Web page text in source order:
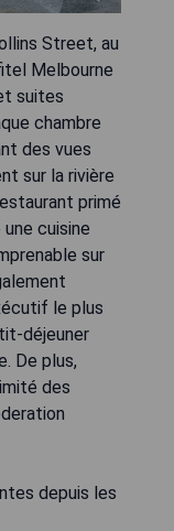
Street, au
Melbourne
suites
chambre
des vues
sur la rivière
primé
cuisine
sur
le plus
déjeuner
De plus,
des
depuis les